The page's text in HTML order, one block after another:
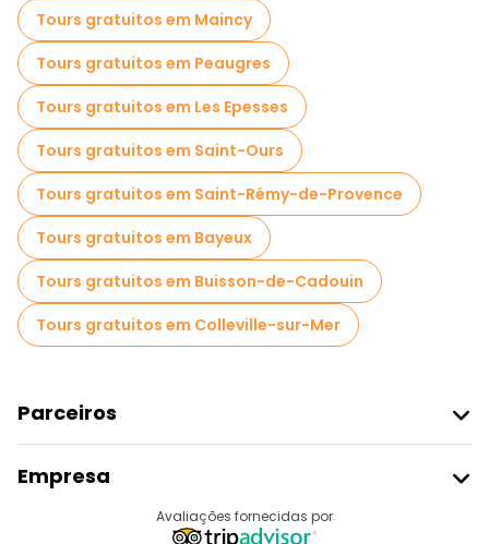
Tours gratuitos em Maincy
Tours gratuitos em Peaugres
Tours gratuitos em Les Epesses
Tours gratuitos em Saint-Ours
Tours gratuitos em Saint-Rémy-de-Provence
Tours gratuitos em Bayeux
Tours gratuitos em Buisson-de-Cadouin
Tours gratuitos em Colleville-sur-Mer
Parceiros
Registo Do Fornecedor
Programa De Afiliados
Empresa
Avaliações fornecidas por